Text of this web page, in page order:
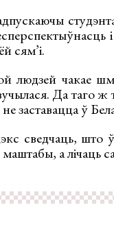
сям’і.
людзей чакае
Да таго
заставацца ў
сведчаць,
а лічаць